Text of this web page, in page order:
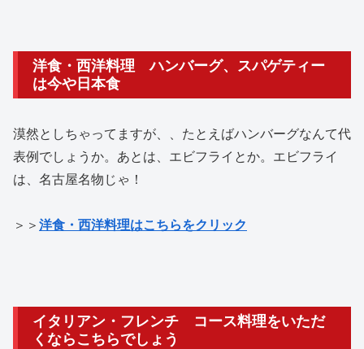
洋食・西洋料理 ハンバーグ、スパゲティー
は今や日本食
漠然としちゃってますが、、たとえばハンバーグなんて代
表例でしょうか。あとは、エビフライとか。エビフライ
は、名古屋名物じゃ！
＞＞ 洋食・西洋料理はこちらをクリック
イタリアン・フレンチ コース料理をいただ
くならこちらでしょう